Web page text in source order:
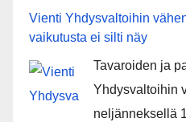
Vienti Yhdysvaltoihin
vaikutusta ei silti näy
Tavaroiden ja
Yhdysvaltoihin
neljänneksellä